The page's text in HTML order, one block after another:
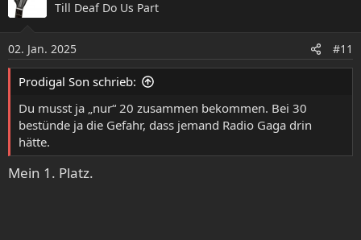
t
n
e
n
Till Deaf Do Us Part
02. Jan. 2025 #11
Prodigal Son schrieb:
Du musst ja „nur“ 20 zusammen bekommen. Bei 30
bestünde ja die Gefahr, dass jemand Radio Gaga drin
hätte.
Mein 1. Platz.